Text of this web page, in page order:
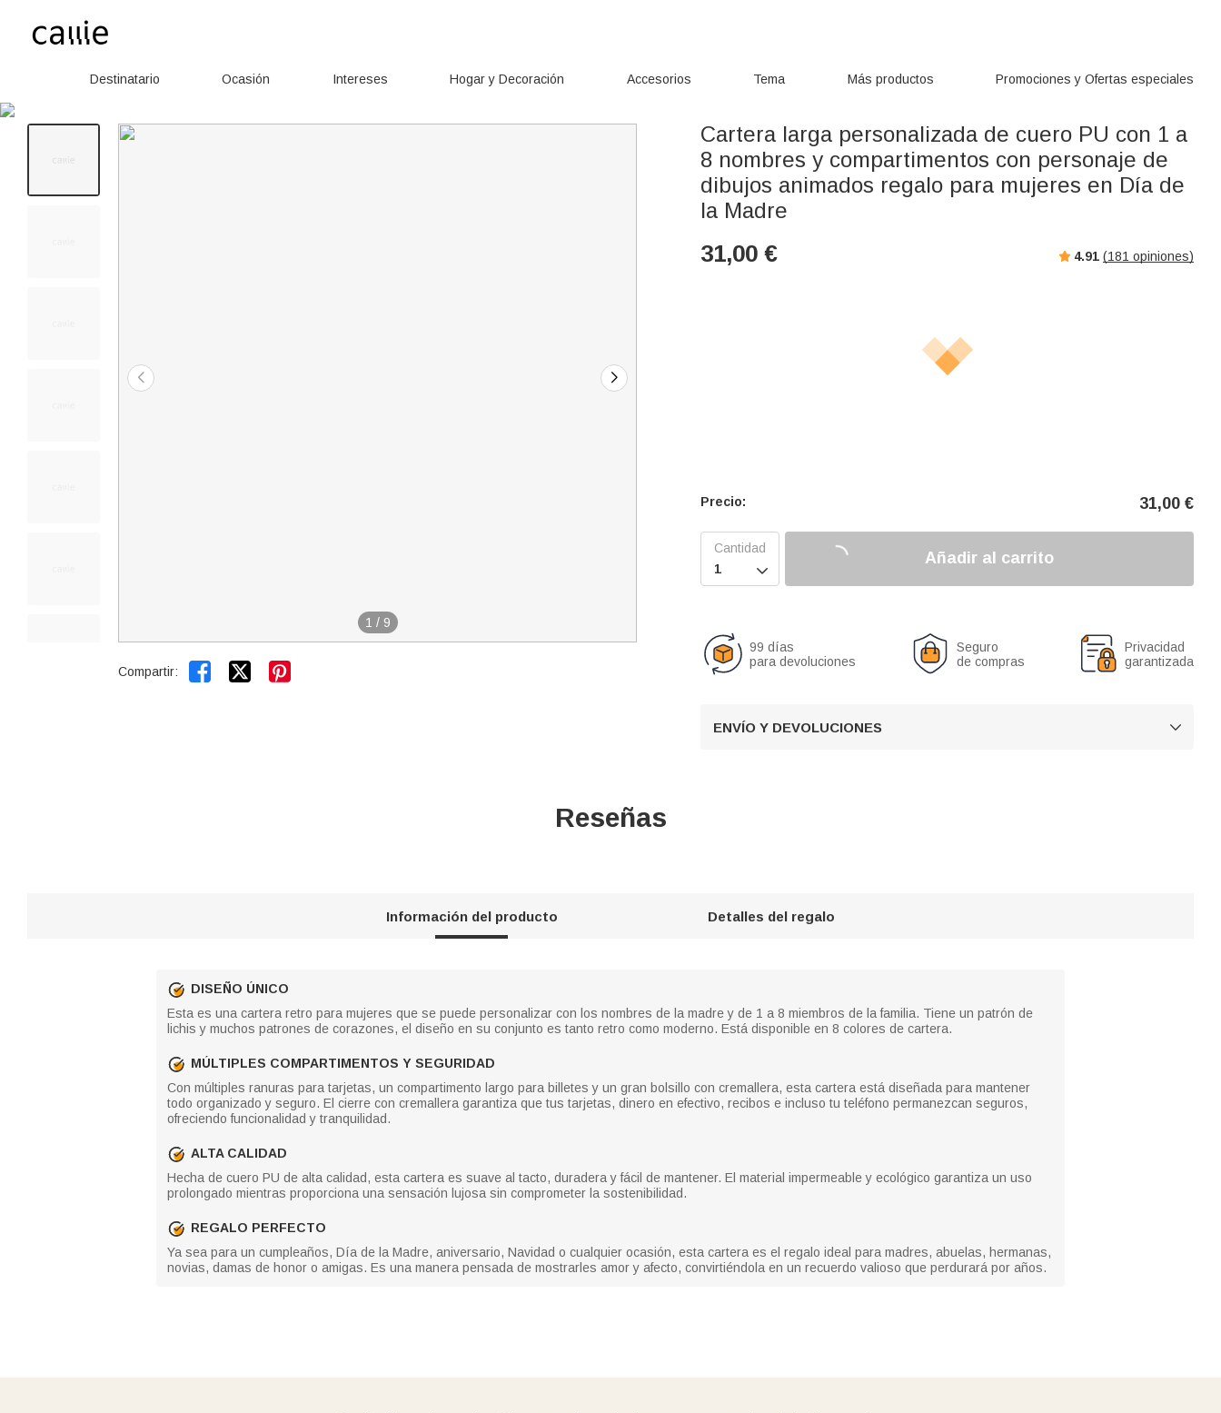
Destinatario Ocasión Intereses Hogar y Decoración Accesorios Tema Más productos Promociones y Ofertas especiales
1 / 9
Compartir:  
Cartera larga personalizada de cuero PU con 1 a
8 nombres y compartimentos con personaje de
dibujos animados regalo para mujeres en Día de
la Madre
31,00 € 4.91 (181 opiniones)
Precio: 31,00 €

Añadir al carrito
99 días
para devoluciones
Seguro
de compras
Privacidad
garantizada
ENVÍO Y DEVOLUCIONES 
Reseñas
Información del producto Detalles del regalo
DISEÑO ÚNICO
Esta es una cartera retro para mujeres que se puede personalizar con los nombres de la madre y de 1 a 8 miembros de la familia. Tiene un patrón de
lichis y muchos patrones de corazones, el diseño en su conjunto es tanto retro como moderno. Está disponible en 8 colores de cartera.
MÚLTIPLES COMPARTIMENTOS Y SEGURIDAD
Con múltiples ranuras para tarjetas, un compartimento largo para billetes y un gran bolsillo con cremallera, esta cartera está diseñada para mantener
todo organizado y seguro. El cierre con cremallera garantiza que tus tarjetas, dinero en efectivo, recibos e incluso tu teléfono permanezcan seguros,
ofreciendo funcionalidad y tranquilidad.
ALTA CALIDAD
Hecha de cuero PU de alta calidad, esta cartera es suave al tacto, duradera y fácil de mantener. El material impermeable y ecológico garantiza un uso
prolongado mientras proporciona una sensación lujosa sin comprometer la sostenibilidad.
REGALO PERFECTO
Ya sea para un cumpleaños, Día de la Madre, aniversario, Navidad o cualquier ocasión, esta cartera es el regalo ideal para madres, abuelas, hermanas,
novias, damas de honor o amigas. Es una manera pensada de mostrarles amor y afecto, convirtiéndola en un recuerdo valioso que perdurará por años.